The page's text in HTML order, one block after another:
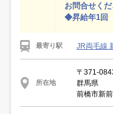
お問合せく
◆昇給年1回
最寄り駅 JR両毛線
所在地
〒371-
群馬県
前橋市新